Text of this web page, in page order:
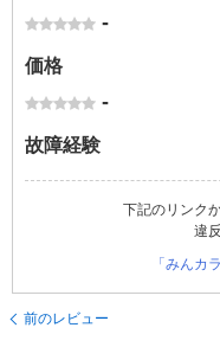
-
価格
-
故障経験
下記のリンク
違
「みんカ
前のレビュー